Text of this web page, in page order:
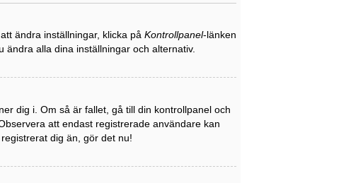
ändra inställningar, klicka på Kontrollpanel-länken
alla dina inställningar och alternativ.
dig i. Om så är fallet, gå till din kontrollpanel och
att endast registrerade användare kan
dig än, gör det nu!